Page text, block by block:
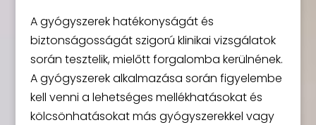
A gyógyszerek hatékonyságát és
biztonságosságát szigorú klinikai vizsgálatok
során tesztelik, mielőtt forgalomba kerülnének.
A gyógyszerek alkalmazása során figyelembe
kell venni a lehetséges mellékhatásokat és
kölcsönhatásokat más gyógyszerekkel vagy